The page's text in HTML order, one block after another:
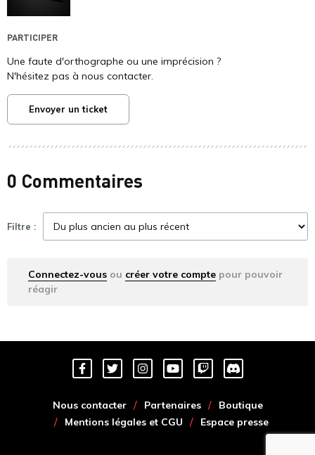
PARTICIPER
Une faute d'orthographe ou une imprécision ?
N'hésitez pas à nous contacter.
Envoyer un ticket
0 Commentaires
Filtre :
Connectez-vous ou créer votre compte pour pouvoir
réagir
Nous contacter Partenaires
Boutique
Mentions légales et CGU
Espace presse